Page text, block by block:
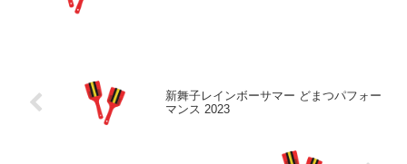
新舞子レインボーサマー どまつパフォー
マンス 2023